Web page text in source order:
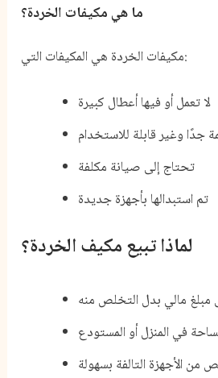
ما هي مكيفات الخردة؟
مكيفات الخردة هي المكيفات التي:
لا تعمل أو فيها أعطال كبيرة
جدًا وغير قابلة للاستخدام
تحتاج إلى صيانة مكلفة
تم استبدالها بأجهزة جديدة
لماذا تبيع مكيف الخردة؟
مالي بدل التخلص منه
في المنزل أو المستودع
من الأجهزة التالفة بسهولة